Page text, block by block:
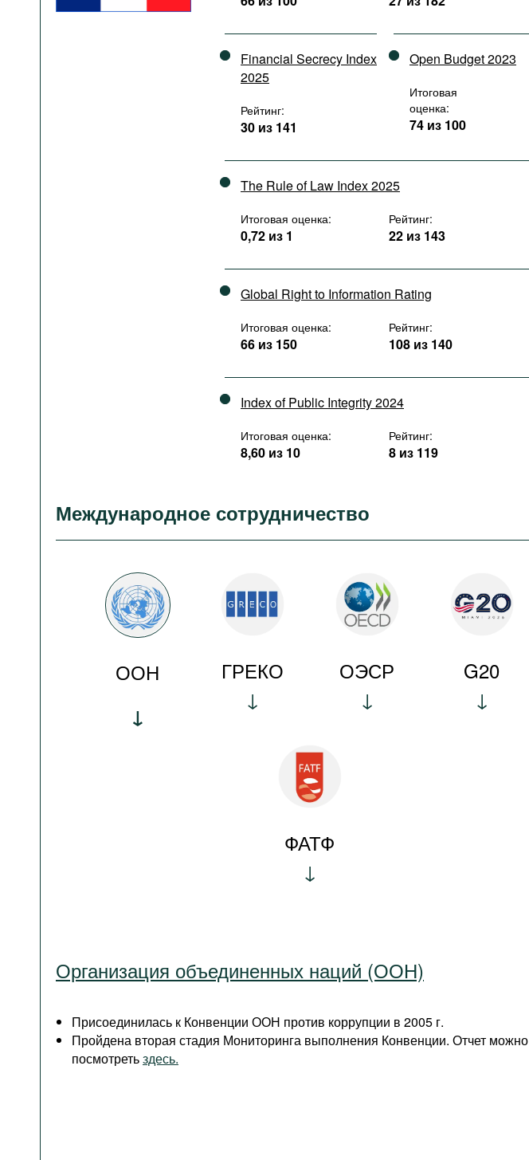
Financial Secrecy Index
2025
Рейтинг:
30 из 141
Open Budget 2023
Итоговая
оценка:
74 из 100
The Rule of Law Index 2025
Итоговая оценка:
0,72 из 1
Рейтинг:
22 из 143
Global Right to Information Rating
Итоговая оценка:
66 из 150
Рейтинг:
108 из 140
Index of Public Integrity 2024
Итоговая оценка:
8,60 из 10
Рейтинг:
8 из 119
Международное сотрудничество
ООН ГРЕКО ОЭСР G20
ФАТФ
Организация объединенных наций (ООН)
Присоединилась к Конвенции ООН против коррупции в 2005 г.
Пройдена вторая стадия Мониторинга выполнения Конвенции. Отчет можно
посмотретьздесь.